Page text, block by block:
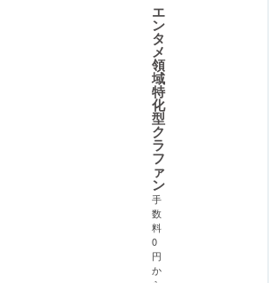
エ
ン
タ
メ
領
域
特
化
型
ク
ラ
フ
ァ
ン
手
数
料
0
円
か